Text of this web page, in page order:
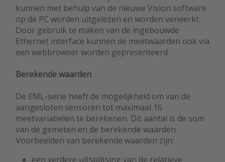
kunnen met behulp van de nieuwe Vision software
op de PC worden uitgelezen en worden verwerkt.
Door gebruik te maken van de ingebouwde
Ethernet interface kunnen de meetwaarden ook via
een webbrowser worden gepresenteerd.
Berekendewaarden
De EML-serie heeft de mogelijkheid om van de
aangesloten sensoren tot maximaal 16
meetvariabelen te berekenen. Dit aantal is de som
van de gemeten en de berekende waarden.
Voorbeelden van berekende waarden zijn:
een verdere uitsplitsing van de relatieve